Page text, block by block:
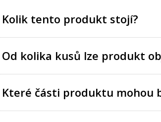
Kolik tento produkt stojí?
Od kolika kusů lze produkt
Které části produktu mohou